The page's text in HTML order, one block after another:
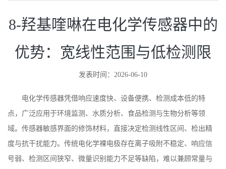
8-羟基喹啉在电化学传感器中的
优势：宽线性范围与低检测限
发表时间：2026-06-10
电化学传感器凭借响应速度快、设备便携、检测成本低的特
点，广泛应用于环境监测、水质分析、食品检测与生物分析等领
域。传感器敏感界面的修饰材料，直接决定检测线性区间、检出精
度与抗干扰能力。传统电化学裸电极存在离子吸附不稳定、响应信
号弱、检测区间狭窄、微量识别能力不足等缺陷，难以兼顾常量与